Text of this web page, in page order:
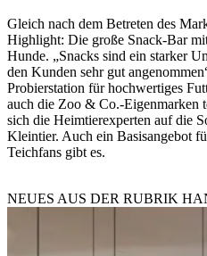
Gleich nach dem Betreten des
Highlight: Die große Snack-Bar
Hunde. „Snacks sind ein starker
den Kunden sehr gut
Probierstation für hochwertiges
auch die Zoo & Co.-Eigenmarken
sich die Heimtierexperten auf die
Kleintier. Auch ein Basisangebot
Teichfans gibt es.
NEUES AUS DER RUBRIK